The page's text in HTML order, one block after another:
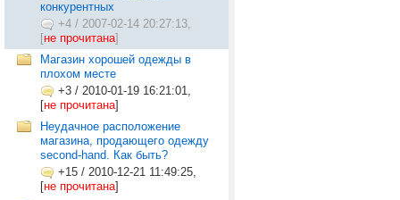
конкурентных
+4 / 2007-02-14 20:27:13,
[не прочитана]
Магазин хорошей одежды в
плохом месте
+3 / 2010-01-19 16:21:01,
[не прочитана]
Неудачное расположение
магазина, продающего одежду
second-hand. Как быть?
+15 / 2010-12-21 11:49:25,
[не прочитана]